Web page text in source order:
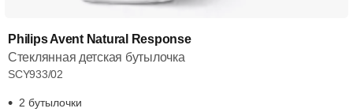
Philips Avent Natural Response
Стеклянная детская бутылочка
SCY933/02
2 бутылочки